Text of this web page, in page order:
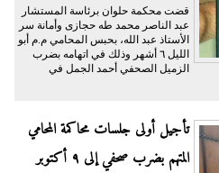
قضت محكمة حلوان برئاسة المستشار
عبد الناصر محمد طه حجازى وأمانة سر
الأستاذ عبد الله، بحبس المحامي م.م أبو
الليل ٦ أشهر وذلك في اتهامه بضرب
الزميل الصحفي أحمد الجمل في
تأجيل أولى جلسات محاكمة المحامي
المتهم بضرب صحفي إلى ٩ أكتوبر